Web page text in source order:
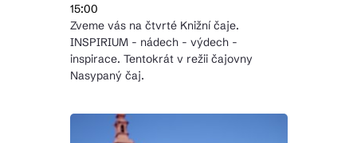
15:00
Zveme vás na čtvrté Knižní čaje.
INSPIRIUM - nádech - výdech -
inspirace. Tentokrát v režii čajovny
Nasypaný čaj.